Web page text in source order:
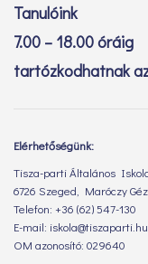
Tanulóink
7.00 – 18.00 óráig
tartózkodhatnak
Elérhetőségünk:
Tisza-parti Általános
6726 Szeged, Maróczy
Telefon: +36 (62) 547-130
E-mail: iskola@tiszaparti.hu
OM azonosító: 029640